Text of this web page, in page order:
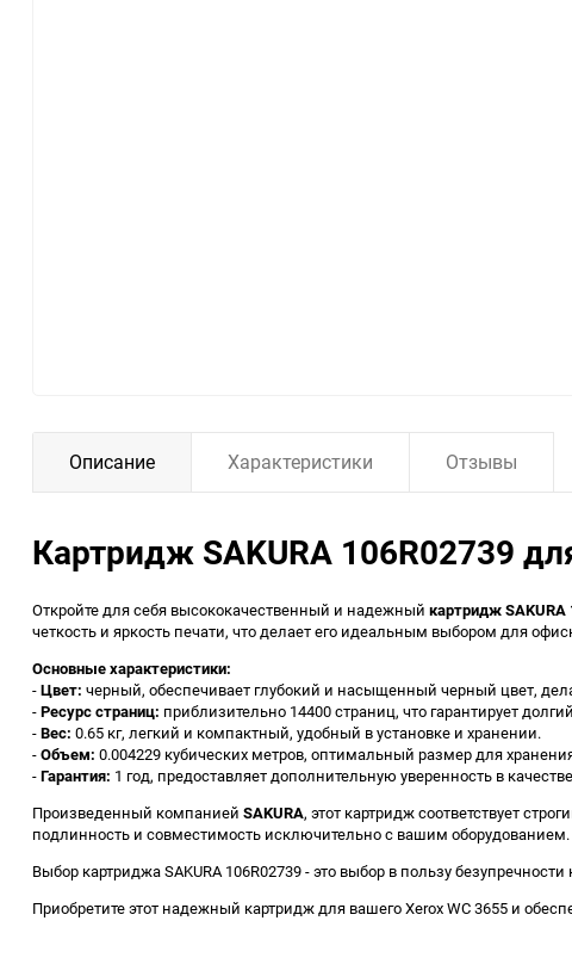
Описание Характеристики Отзывы
Картридж SAKURA 106R02739
Откройте для себя высококачественный и надежный картридж SAKURA
четкость и яркость печати, что делает его идеальным выбором для
Основные характеристики:
-Цвет: черный, обеспечивает глубокий и насыщенный черный цвет,
-Ресурс страниц: приблизительно 14400 страниц, что гарантирует
-Вес: 0.65 кг, легкий и компактный, удобный в установке и хранении.
-Объем: 0.004229 кубических метров, оптимальный размер для
-Гарантия: 1 год, предоставляет дополнительную уверенность в
Произведенный компанией SAKURA, этот картридж соответствует
подлинность и совместимость исключительно с вашим оборудованием.
Выбор картриджа SAKURA 106R02739 - это выбор в пользу
Приобретите этот надежный картридж для вашего Xerox WC 3655 и